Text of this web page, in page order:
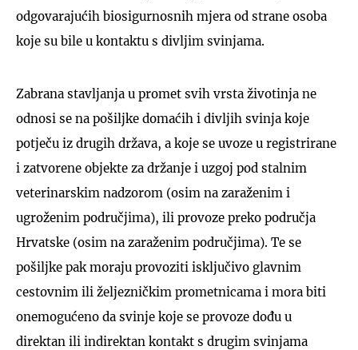
odgovarajućih biosigurnosnih mjera od strane osoba
koje su bile u kontaktu s divljim svinjama.
Zabrana stavljanja u promet svih vrsta životinja ne
odnosi se na pošiljke domaćih i divljih svinja koje
potječu iz drugih država, a koje se uvoze u registrirane
i zatvorene objekte za držanje i uzgoj pod stalnim
veterinarskim nadzorom (osim na zaraženim i
ugroženim područjima), ili provoze preko područja
Hrvatske (osim na zaraženim područjima). Te se
pošiljke pak moraju provoziti isključivo glavnim
cestovnim ili željezničkim prometnicama i mora biti
onemogućeno da svinje koje se provoze dođu u
direktan ili indirektan kontakt s drugim svinjama